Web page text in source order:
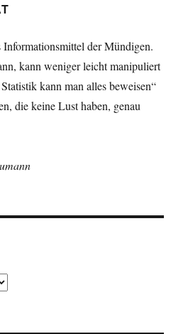
der Mündigen.
kann weniger leicht manipuliert
kann man alles beweisen“
die keine Lust haben, genau